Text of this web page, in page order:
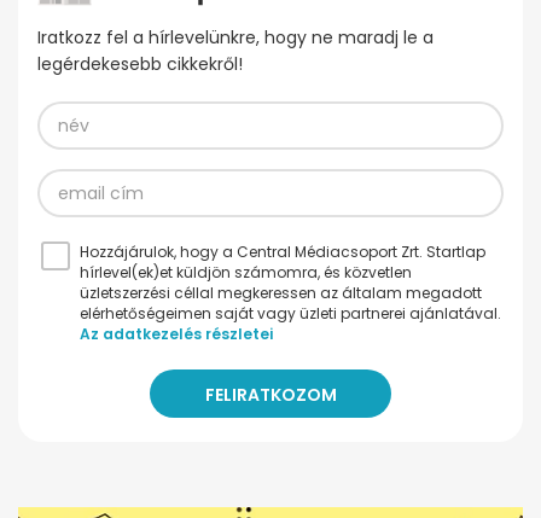
Iratkozz fel a hírlevelünkre, hogy ne maradj le a
legérdekesebb cikkekről!
Hozzájárulok, hogy a Central Médiacsoport Zrt. Startlap
hírlevel(ek)et küldjön számomra, és közvetlen
üzletszerzési céllal megkeressen az általam megadott
elérhetőségeimen saját vagy üzleti partnerei ajánlatával.
Az adatkezelés részletei